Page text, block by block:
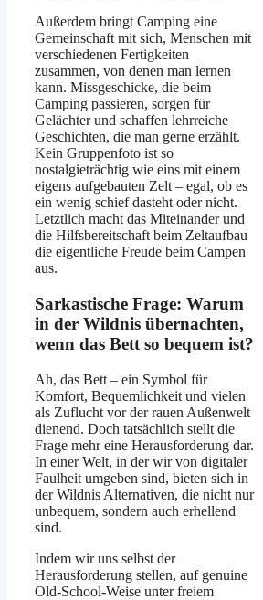
Außerdem bringt Camping eine
Gemeinschaft mit sich, Menschen mit
verschiedenen Fertigkeiten
zusammen, von denen man lernen
kann. Missgeschicke, die beim
Camping passieren, sorgen für
Gelächter und schaffen lehrreiche
Geschichten, die man gerne erzählt.
Kein Gruppenfoto ist so
nostalgieträchtig wie eins mit einem
eigens aufgebauten Zelt – egal, ob es
ein wenig schief dasteht oder nicht.
Letztlich macht das Miteinander und
die Hilfsbereitschaft beim Zeltaufbau
die eigentliche Freude beim Campen
aus.
Sarkastische Frage: Warum
in der Wildnis übernachten,
wenn das Bett so bequem ist?
Ah, das Bett – ein Symbol für
Komfort, Bequemlichkeit und vielen
als Zuflucht vor der rauen Außenwelt
dienend. Doch tatsächlich stellt die
Frage mehr eine Herausforderung dar.
In einer Welt, in der wir von digitaler
Faulheit umgeben sind, bieten sich in
der Wildnis Alternativen, die nicht nur
unbequem, sondern auch erhellend
sind.
Indem wir uns selbst der
Herausforderung stellen, auf genuine
Old-School-Weise unter freiem